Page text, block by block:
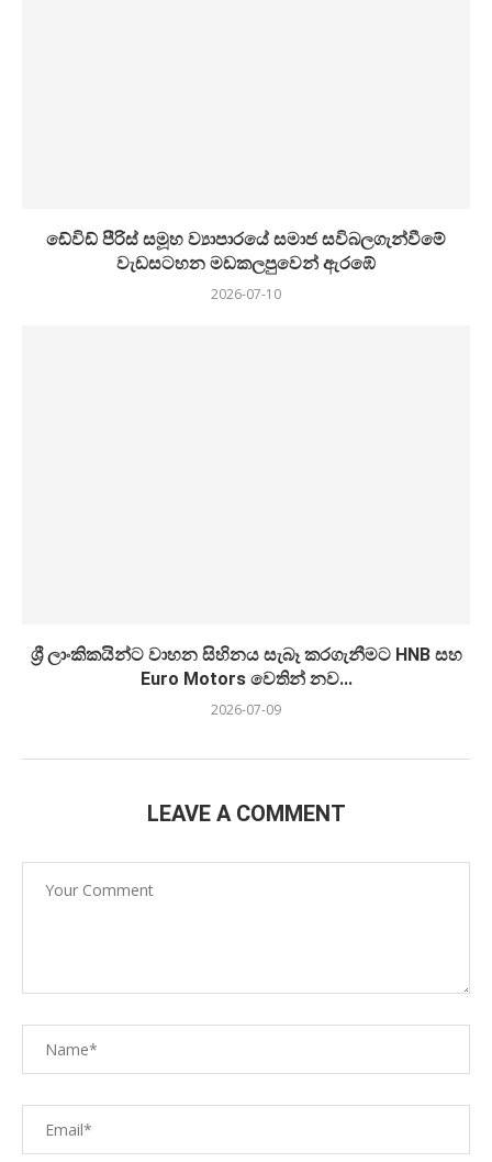
ඩේවිඩ් පීරිස් සමූහ ව්‍යාපාරයේ සමාජ සවිබලගැන්වීමේ
වැඩසටහන මඩකලපුවෙන් ඇරඹේ
2026-07-10
ශ්‍රී ලාංකිකයින්ට වාහන සිහිනය සැබෑ කරගැනීමට HNB සහ
Euro Motors වෙතින් නව...
2026-07-09
LEAVE A COMMENT